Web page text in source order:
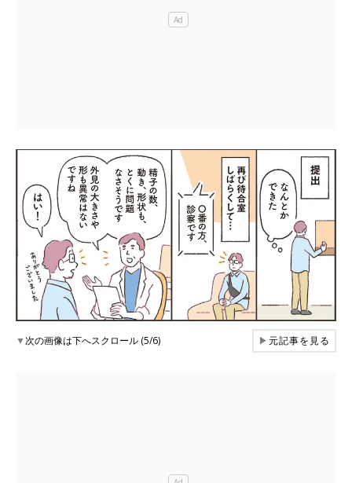
▼次の画像は下へスクロール (5/6) ▶元記事を見る